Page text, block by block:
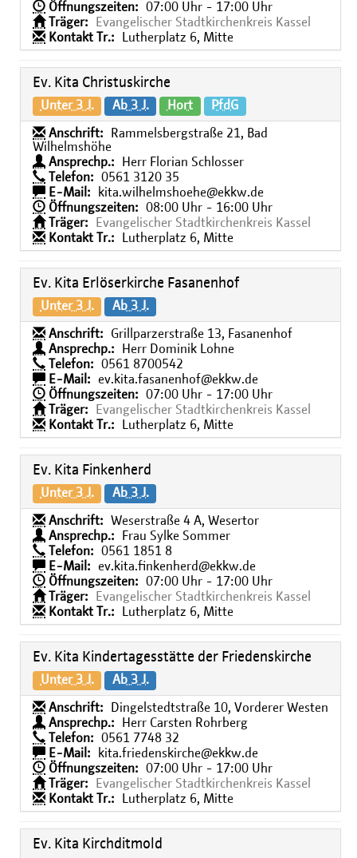
Öffnungszeiten:
07:00 Uhr - 17:00 Uhr
Träger:
Evangelischer Stadtkirchenkreis Kassel
Kontakt Tr.:
Lutherplatz 6, Mitte
Ev. Kita Christuskirche
Unter 3 J. Ab 3 J. Hort PfdG
Anschrift:
Rammelsbergstraße 21, Bad
Wilhelmshöhe
Ansprechp.:
Herr Florian Schlosser
Telefon:
0561 3120 35
E-Mail:
kita.wilhelmshoehe@ekkw.de
Öffnungszeiten:
08:00 Uhr - 16:00 Uhr
Träger:
Evangelischer Stadtkirchenkreis Kassel
Kontakt Tr.:
Lutherplatz 6, Mitte
Ev. Kita Erlöserkirche Fasanenhof
Unter 3 J. Ab 3 J.
Anschrift:
Grillparzerstraße 13, Fasanenhof
Ansprechp.:
Herr Dominik Lohne
Telefon:
0561 8700542
E-Mail:
ev.kita.fasanenhof@ekkw.de
Öffnungszeiten:
07:00 Uhr - 17:00 Uhr
Träger:
Evangelischer Stadtkirchenkreis Kassel
Kontakt Tr.:
Lutherplatz 6, Mitte
Ev. Kita Finkenherd
Unter 3 J. Ab 3 J.
Anschrift:
Weserstraße 4 A, Wesertor
Ansprechp.:
Frau Sylke Sommer
Telefon:
0561 1851 8
E-Mail:
ev.kita.finkenherd@ekkw.de
Öffnungszeiten:
07:00 Uhr - 17:00 Uhr
Träger:
Evangelischer Stadtkirchenkreis Kassel
Kontakt Tr.:
Lutherplatz 6, Mitte
Ev. Kita Kindertagesstätte der Friedenskirche
Unter 3 J. Ab 3 J.
Anschrift:
Dingelstedtstraße 10, Vorderer Westen
Ansprechp.:
Herr Carsten Rohrberg
Telefon:
0561 7748 32
E-Mail:
kita.friedenskirche@ekkw.de
Öffnungszeiten:
07:00 Uhr - 17:00 Uhr
Träger:
Evangelischer Stadtkirchenkreis Kassel
Kontakt Tr.:
Lutherplatz 6, Mitte
Ev. Kita Kirchditmold